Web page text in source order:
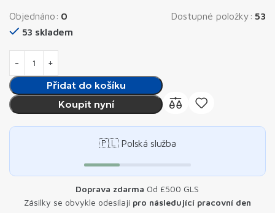
Objednáno: 0 Dostupné položky: 53
53 skladem
Přidat do košíku
Koupit nyní
🇵🇱 Polská služba
Doprava zdarma Od £500 GLS
Zásilky se obvykle odesílají pro následující pracovní den